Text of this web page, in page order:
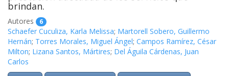
brindan.
Autores 6
Schaefer Cuculiza, Karla Melissa; Martorell Sobero, Guillermo
Hernán; Torres Morales, Miguel Ángel; Campos Ramírez, César
Milton; Lizana Santos, Mártires; Del Águila Cárdenas, Juan
Carlos